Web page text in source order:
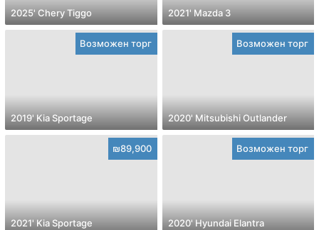
2025' Chery Tiggo 2021' Mazda 3
Возможен торг
2019' Kia Sportage
Возможен торг
2020' Mitsubishi Outlander
₪89,900
2021' Kia Sportage
Возможен торг
2020' Hyundai Elantra